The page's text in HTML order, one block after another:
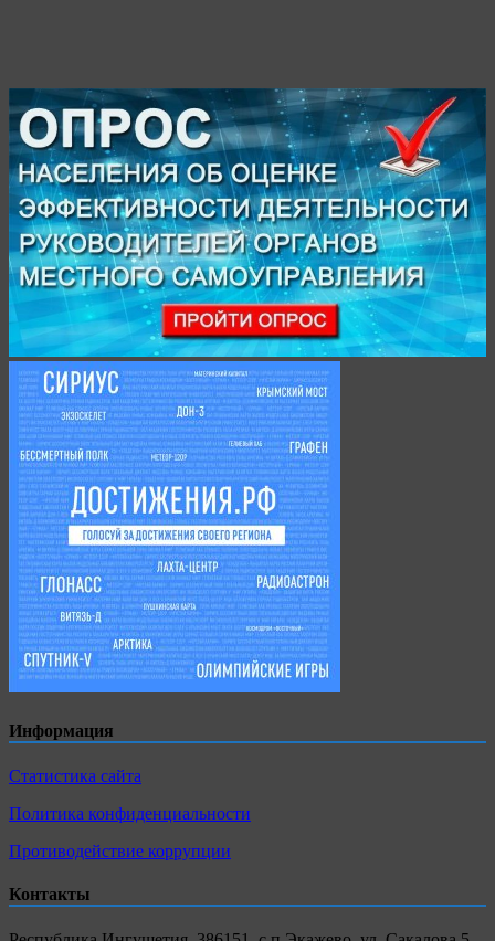
Информация
Статистика сайта
Политика конфиденциальности
Противодействие коррупции
Контакты